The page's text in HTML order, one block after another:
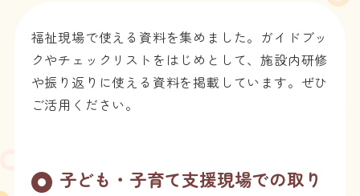
福祉現場で使える資料を集めました。ガイドブッ
クやチェックリストをはじめとして、施設内研修
や振り返りに使える資料を掲載しています。ぜひ
ご活用ください。
子ども・子育て支援現場での取り